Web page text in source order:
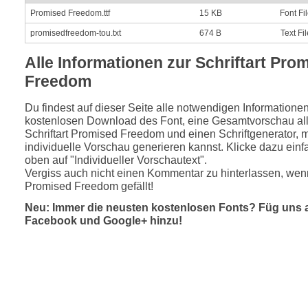
Promised Freedom.ttf 15 KB Font
promisedfreedom-tou.txt 674 B Text
Alle Informationen zur Schriftart
Freedom
Du findest auf dieser Seite alle notwendigen
kostenlosen Download des Font, eine Gesamtvorschau
Schriftart Promised Freedom und einen Schriftgenerator,
individuelle Vorschau generieren kannst. Klicke dazu
oben auf "Individueller Vorschautext".
Vergiss auch nicht einen Kommentar zu hinterlassen,
Promised Freedom gefällt!
Neu: Immer die neusten kostenlosen Fonts? Füg uns
Facebook und Google+ hinzu!